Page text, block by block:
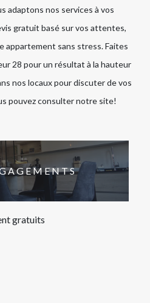
adaptons nos services à vos
gratuit basé sur vos attentes,
appartement sans stress. Faites
28 pour un résultat à la hauteur
nos locaux pour discuter de vos
pouvez consulter notre site!
gratuits